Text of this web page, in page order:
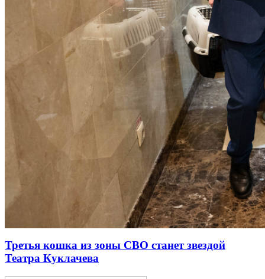
Третья кошка из зоны СВО станет звездой
Театра Куклачева